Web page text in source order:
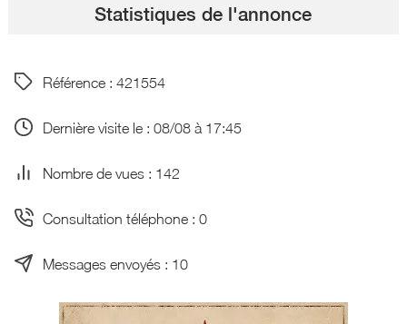
Statistiques de l'annonce
Référence : 421554
Dernière visite le : 08/08 à 17:45
Nombre de vues : 142
Consultation téléphone : 0
Messages envoyés : 10